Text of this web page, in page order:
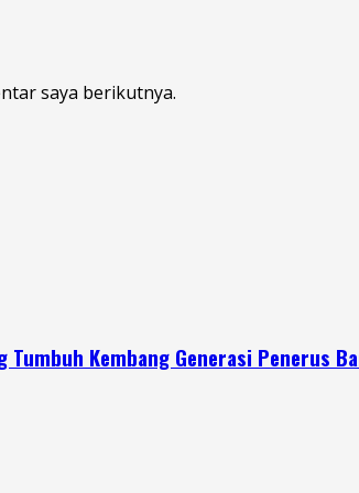
saya berikutnya.
Kembang Generasi Penerus